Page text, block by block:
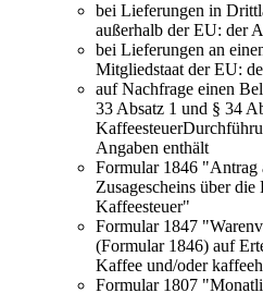
bei Lieferungen in
außerhalb der EU: der
bei Lieferungen an
Mitgliedstaat der EU:
auf Nachfrage einen
33 Absatz 1 und § 34
Angaben enthält
Formular 1846 "Antrag
Zusagescheins über
Kaffeesteuer"
Formular 1847
(Formular 1846) auf
Kaffee und/oder
Formular 1807